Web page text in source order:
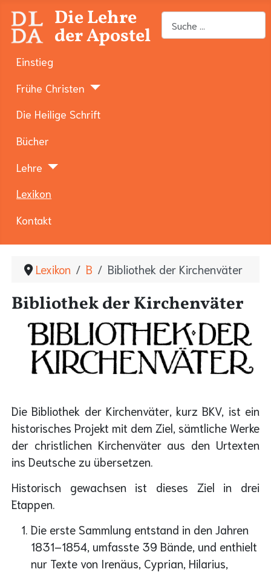
Die Lehre
der Apostel
Suchen
Einstieg
Frühe Christen
Die Heilige Schrift
Bücher
Lehre
Lexikon
Kontakt
Lexikon B Bibliothek der Kirchenväter
Bibliothek der Kirchenväter
Die Bibliothek der Kirchenväter, kurz BKV, ist ein
historisches Projekt mit dem Ziel, sämtliche Werke
der christlichen Kirchenväter aus den Urtexten
ins Deutsche zu übersetzen.
Historisch gewachsen ist dieses Ziel in drei
Etappen.
Die erste Sammlung entstand in den Jahren
1831–1854, umfasste 39 Bände, und enthielt
nur Texte von Irenäus, Cyprian, Hilarius,